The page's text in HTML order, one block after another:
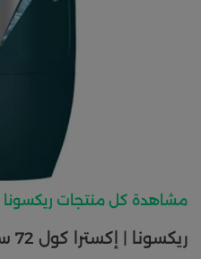
مشاهدة كل منتجات ريكسونا
ريكسونا | إكسترا كول 72 ساعة للرجال | 50مل